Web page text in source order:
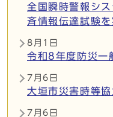
全国瞬時警報シ
斉情報伝達試験
8月1日
令和8年度防災
7月6日
大垣市災害時等
7月6日